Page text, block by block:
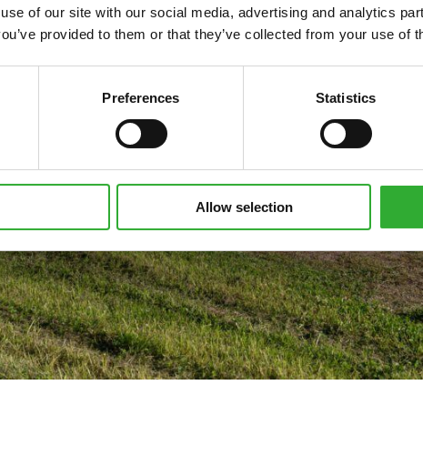
of our site with our social media, advertising and analytics
provided to them or that they’ve collected from your use of
Preferences Statistics
Allow selection